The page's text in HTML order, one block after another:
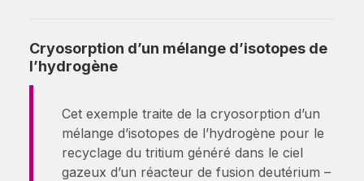
Cryosorption d’un mélange d’isotopes de
l’hydrogène
Cet exemple traite de la cryosorption d’un
mélange d’isotopes de l’hydrogène pour le
recyclage du tritium généré dans le ciel
gazeux d’un réacteur de fusion deutérium –